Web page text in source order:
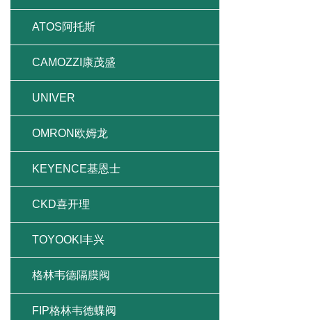
ATOS阿托斯
CAMOZZI康茂盛
UNIVER
OMRON欧姆龙
KEYENCE基恩士
CKD喜开理
TOYOOKI丰兴
格林韦德隔膜阀
FIP格林韦德蝶阀